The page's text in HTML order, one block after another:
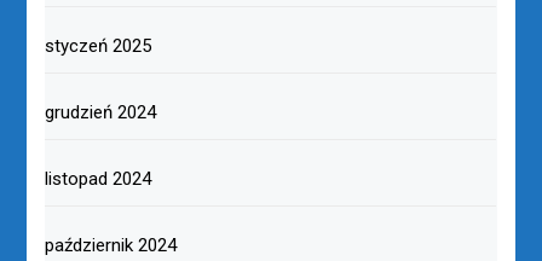
styczeń 2025
grudzień 2024
listopad 2024
październik 2024